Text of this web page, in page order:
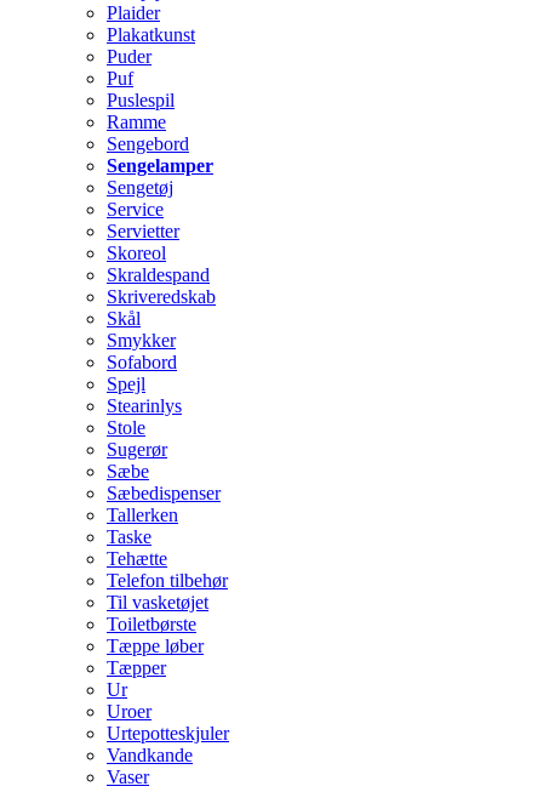
Plaider
Plakatkunst
Puder
Puf
Puslespil
Ramme
Sengebord
Sengelamper
Sengetøj
Service
Servietter
Skoreol
Skraldespand
Skriveredskab
Skål
Smykker
Sofabord
Spejl
Stearinlys
Stole
Sugerør
Sæbe
Sæbedispenser
Tallerken
Taske
Tehætte
Telefon tilbehør
Til vasketøjet
Toiletbørste
Tæppe løber
Tæpper
Ur
Uroer
Urtepotteskjuler
Vandkande
Vaser